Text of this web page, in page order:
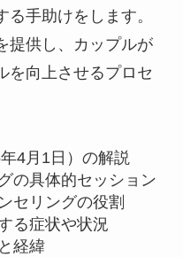
手助けをします。
提供し、カップルが
を向上させるプロセ
4月1日）の解説
の具体的セッション
セリングの役割
る症状や状況
経緯